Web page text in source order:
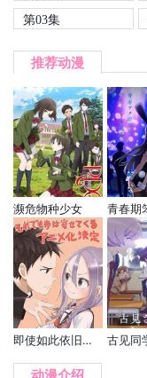
第03集
推荐动漫
濒危物种少女
即使如此依旧步步进逼
动漫介绍